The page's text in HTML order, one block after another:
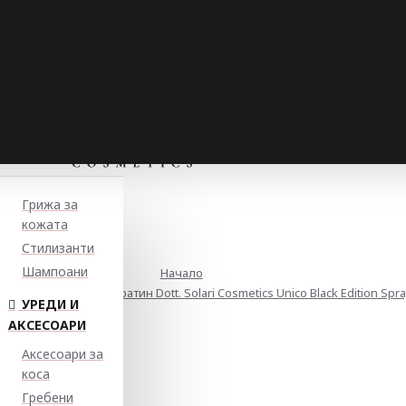
Грижа за
кожата
Стилизанти
Шампоани
УРЕДИ И
АКСЕСОАРИ
Аксесоари за
коса
Гребени
Начало
маска с хайвер и кератин Dott. Solari Cosmetics Unico Black Edition